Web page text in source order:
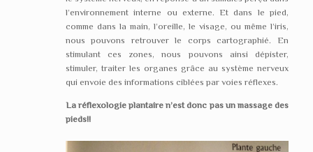
l’environnement interne ou externe. Et dans le pied,
comme dans la main, l’oreille, le visage, ou même l’iris,
nous pouvons retrouver le corps cartographié. En
stimulant ces zones, nous pouvons ainsi dépister,
stimuler, traiter les organes grâce au système nerveux
qui envoie des informations ciblées par voies réflexes.
La réflexologie plantaire n’est donc pas un massage des
pieds!!